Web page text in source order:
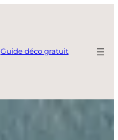
Guide déco gratuit